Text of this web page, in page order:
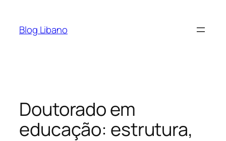
Blog Libano
Doutorado em
educação: estrutura,